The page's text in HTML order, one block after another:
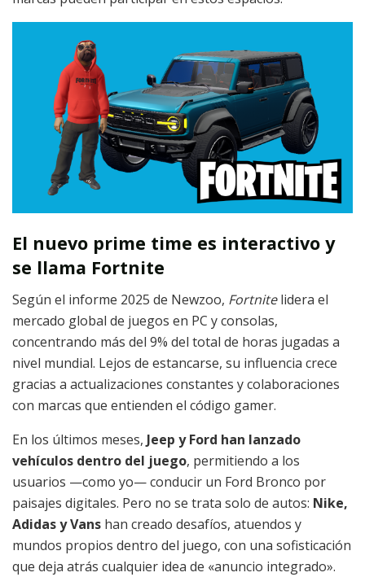
El nuevo prime time es interactivo y
se llama Fortnite
Según el informe 2025 de Newzoo, Fortnitelidera el
mercado global de juegos en PC y consolas,
concentrando más del 9% del total de horas jugadas a
nivel mundial. Lejos de estancarse, su influencia crece
gracias a actualizaciones constantes y colaboraciones
con marcas que entienden el código gamer.
En los últimos meses, Jeep y Ford han lanzado
vehículos dentro del juego, permitiendo a los
usuarios —como yo— conducir un Ford Bronco por
paisajes digitales. Pero no se trata solo de autos: Nike,
Adidas y Vans han creado desafíos, atuendos y
mundos propios dentro del juego, con una sofisticación
que deja atrás cualquier idea de «anuncio integrado».